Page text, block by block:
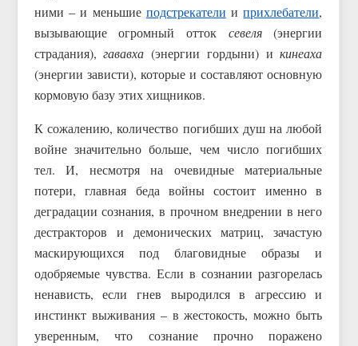
ними – и меньшие подстрекатели иприхлебатели,
вызывающие огромный отток севеля(энергии
страдания),гававха (энергии гордыни) икинеаха
(энергии зависти), которые и составляют основную
кормовую базу этих хищников.
К сожалению, количество погибших душ на любой
войне значительно больше, чем число погибших
тел. И, несмотря на очевидные материальные
потери, главная беда войны состоит именно в
деградации сознания, в прочном внедрении в него
дестракторов и демонических матриц, зачастую
маскирующихся под благовидные образы и
одобряемые чувства. Если в сознании разгорелась
ненависть, если гнев выродился в агрессию и
инстинкт выживания – в жестокость, можно быть
уверенным, что сознание прочно поражено